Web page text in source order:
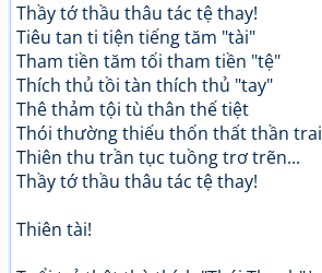
Thầy tớ thầu thâu tác tệ thay!
Tiêu tan ti tiện tiếng tăm "tài"
Tham tiền tăm tối tham tiền "tệ"
Thích thủ tồi tàn thích thủ "tay"
Thê thảm tội tù thân thế tiệt
Thói thường thiếu thốn thất thần trai
Thiên thu trần tục tuồng trơ trẽn...
Thầy tớ thầu thâu tác tệ thay!
Thiên tài!